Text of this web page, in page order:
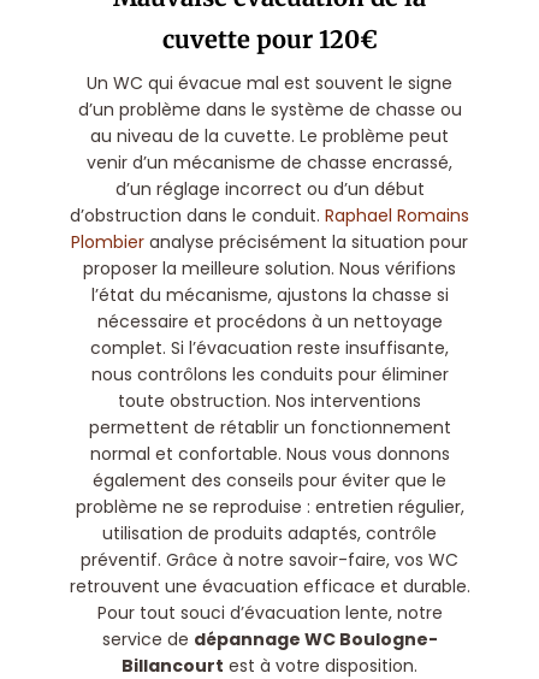
cuvette pour 120€
Un WC qui évacue mal est souvent le signe
d’un problème dans le système de chasse ou
au niveau de la cuvette. Le problème peut
venir d’un mécanisme de chasse encrassé,
d’un réglage incorrect ou d’un début
d’obstruction dans le conduit. Raphael Romains
Plombier analyse précisément la situation pour
proposer la meilleure solution. Nous vérifions
l’état du mécanisme, ajustons la chasse si
nécessaire et procédons à un nettoyage
complet. Si l’évacuation reste insuffisante,
nous contrôlons les conduits pour éliminer
toute obstruction. Nos interventions
permettent de rétablir un fonctionnement
normal et confortable. Nous vous donnons
également des conseils pour éviter que le
problème ne se reproduise : entretien régulier,
utilisation de produits adaptés, contrôle
préventif. Grâce à notre savoir-faire, vos WC
retrouvent une évacuation efficace et durable.
Pour tout souci d’évacuation lente, notre
service de dépannage WC Boulogne-
Billancourt est à votre disposition.